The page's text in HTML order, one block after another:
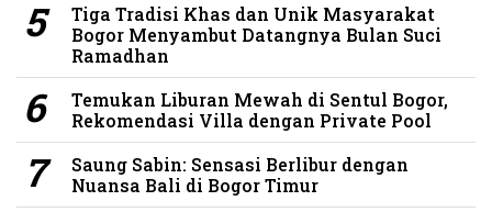
Tiga Tradisi Khas dan Unik Masyarakat
Bogor Menyambut Datangnya Bulan Suci
Ramadhan
Temukan Liburan Mewah di Sentul Bogor,
Rekomendasi Villa dengan Private Pool
Saung Sabin: Sensasi Berlibur dengan
Nuansa Bali di Bogor Timur